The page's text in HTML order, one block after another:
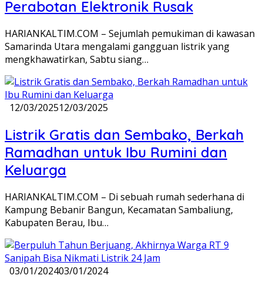
Perabotan Elektronik Rusak
HARIANKALTIM.COM – Sejumlah pemukiman di kawasan
Samarinda Utara mengalami gangguan listrik yang
mengkhawatirkan, Sabtu siang…
12/03/202512/03/2025
Listrik Gratis dan Sembako, Berkah
Ramadhan untuk Ibu Rumini dan
Keluarga
HARIANKALTIM.COM – Di sebuah rumah sederhana di
Kampung Bebanir Bangun, Kecamatan Sambaliung,
Kabupaten Berau, Ibu…
03/01/202403/01/2024